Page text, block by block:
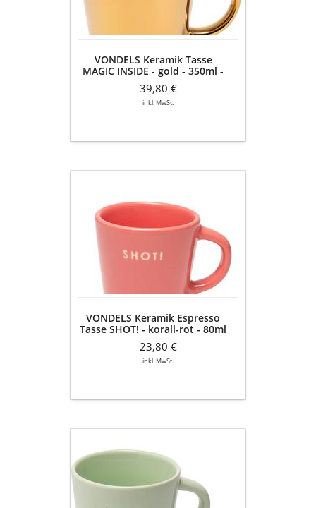
gold
350ml
Set
VONDELS Keramik Tasse
MAGIC INSIDE - gold - 350ml -
2er Set
39,80 €
inkl. MwSt.
Espresso
Tasse
SHOT!
korall-
2er
VONDELS Keramik Espresso
Tasse SHOT! - korall-rot - 80ml
- 2er Set
23,80 €
inkl. MwSt.
Keramik
Tasse